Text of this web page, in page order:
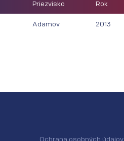
Priezvisko Rok
Adamov 2013